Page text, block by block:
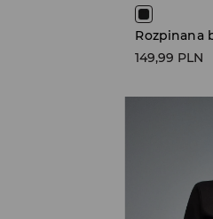
149,99 PLN